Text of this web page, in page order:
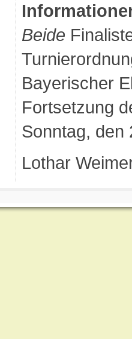
Beide
Bayerischer
Fortsetzung
Sonntag, den
Lothar